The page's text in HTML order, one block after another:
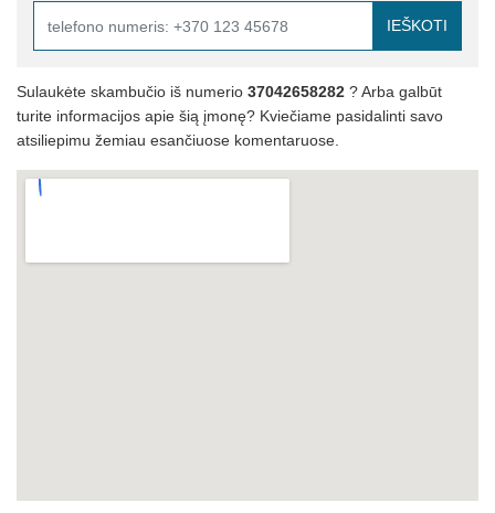
IEŠKOTI
Sulaukėte skambučio iš numerio 37042658282 ? Arba galbūt
turite informacijos apie šią įmonę? Kviečiame pasidalinti savo
atsiliepimu žemiau esančiuose komentaruose.